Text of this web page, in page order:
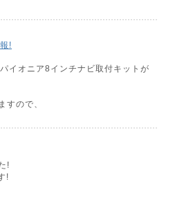
!
イオニア8インチナビ取付キットが
すので、
!
!